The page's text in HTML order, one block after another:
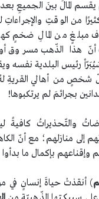
يقسم المالَ بينَ الجميعِ
من الوقتِ
مبلغٍ من المالِ ضخمٍ
أنّ هذا الذّهب
رئيس البلدية نفسه
شخصٍ من أهالي
بجرائمَ لم يرتكبوها!
والتّحذيراتُ كافيةً
إلى منازلهم؛ مع أنّ
وإقناعهم بإكمال ما بدأوا
) أنقذتْ حياةَ إنسانٍ في